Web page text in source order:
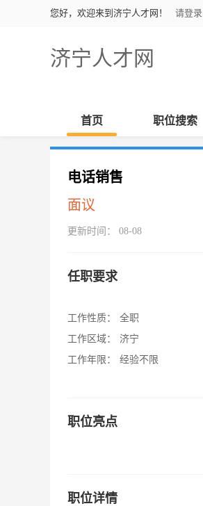
您好，欢迎来到济宁人才网！ 请登录
济宁人才网
首页 职位搜索
电话销售
面议
更新时间： 08-08
任职要求
工作性质：
全职
工作区域：
济宁
工作年限：
经验不限
职位亮点
职位详情